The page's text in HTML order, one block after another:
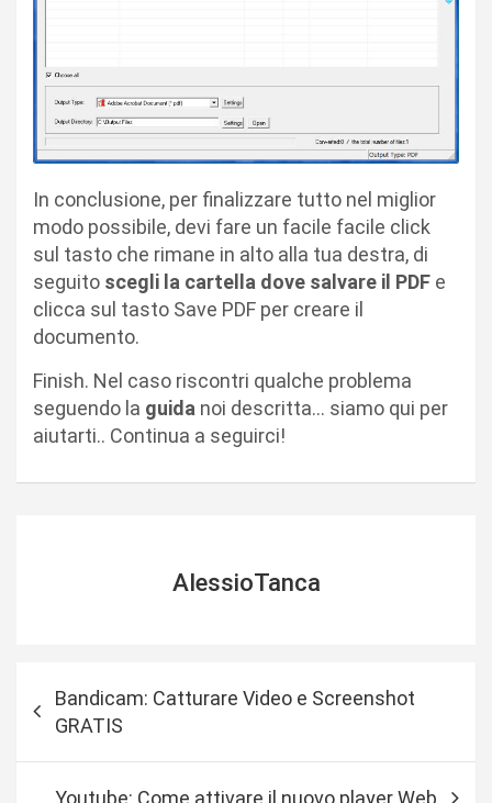
In conclusione, per finalizzare tutto nel miglior
modo possibile, devi fare un facile facile click
sul tasto che rimane in alto alla tua destra, di
seguito scegli la cartella dove salvare il PDF e
clicca sul tasto Save PDF per creare il
documento.
Finish. Nel caso riscontri qualche problema
seguendo la guida noi descritta… siamo qui per
aiutarti.. Continua a seguirci!
AlessioTanca
Bandicam: Catturare Video e Screenshot
GRATIS
Youtube: Come attivare il nuovo player Web